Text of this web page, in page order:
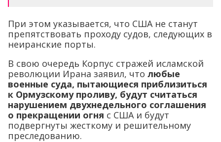
При этом указывается, что США не станут
препятствовать проходу судов, следующих в
неиранские порты.
В свою очередь Корпус стражей исламской
революции Ирана заявил, что любые
военные суда, пытающиеся приблизиться
к Ормузскому проливу, будут считаться
нарушением двухнедельного соглашения
о прекращении огня с США и будут
подвергнуты жесткому и решительному
преследованию.